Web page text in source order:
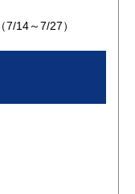
14～7/27）